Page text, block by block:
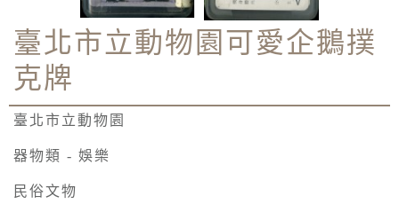
臺北市立動物園可愛企鵝撲
克牌
臺北市立動物園
器物類 - 娛樂
民俗文物